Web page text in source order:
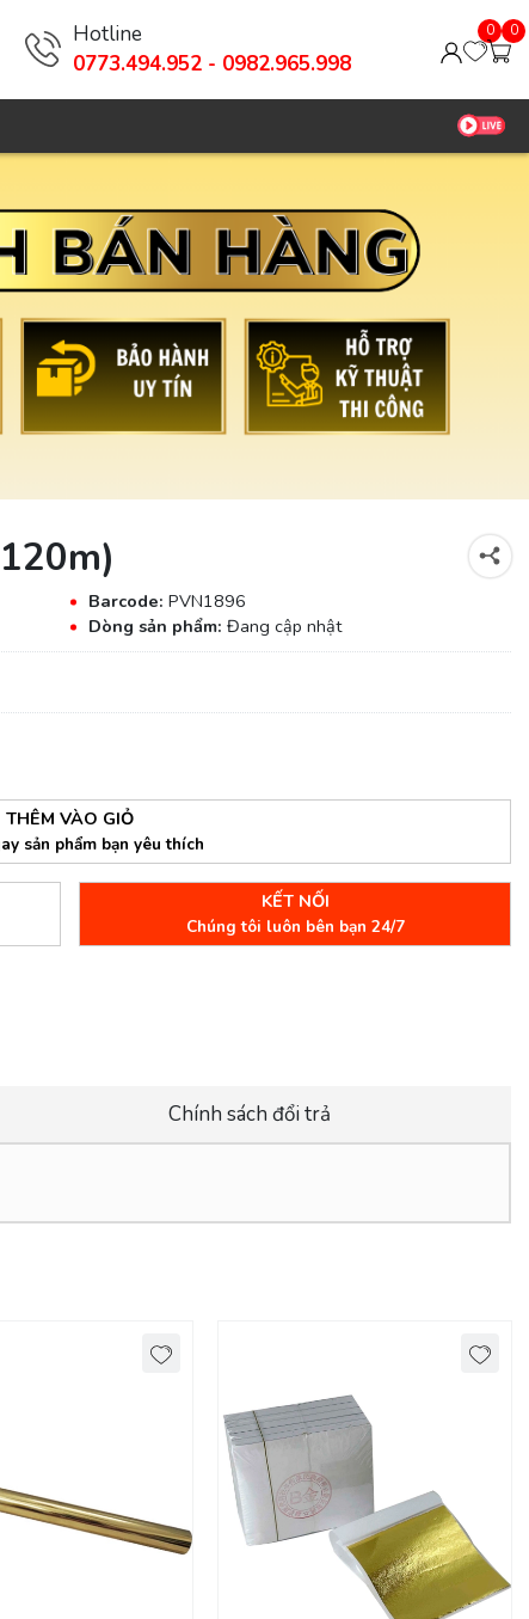
Hotline
0773.494.952 - 0982.965.998
0 0
Barcode: PVN1896
Dòng sản phẩm: Đang cập nhật
THÊM VÀO GIỎ
sản phẩm bạn yêu thích
KẾT NỐI
Chúng tôi luôn bên bạn 24/7
Chính sách đổi trả